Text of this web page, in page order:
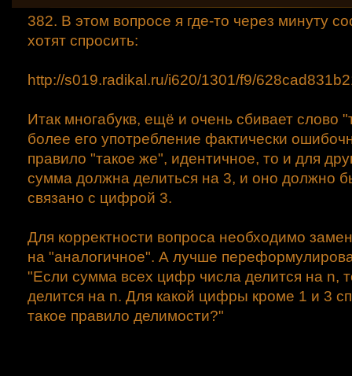
382. В этом вопросе я где-то через минуту
хотят спросить:
http://s019.radikal.ru/i620/1301/f9/628cad831b
Итак многабукв, ещё и очень сбивает слово
более его употребление фактически
правило "такое же", идентичное, то и для
сумма должна делиться на 3, и оно должно
связано с цифрой 3.
Для корректности вопроса необходимо
на "аналогичное". А лучше
"Если сумма всех цифр числа делится на n,
делится на n. Для какой цифры кроме 1 и 3
такое правило делимости?"